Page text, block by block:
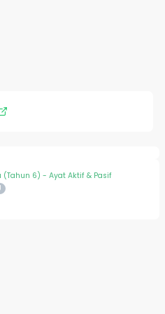
(Tahun 6) - Ayat Aktif & Pasif